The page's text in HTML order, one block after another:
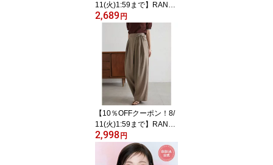
11(火)1:59まで】RANA
N 前後2WAYハーフジッ
プブラウス【汗ジミ防
止・接触冷感・UV対
策・防シワ】 トップス
2,689 円
【10％OFFクーポン！8/
11(火)1:59まで】RANA
N 【S?3Lサイズ展開】
麻調2タックラップリボ
ンパンツ パンツ・ズボン
2,998 円